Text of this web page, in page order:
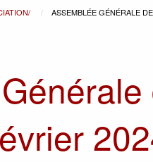
ASSEMBLÉE GÉNÉRALE DE